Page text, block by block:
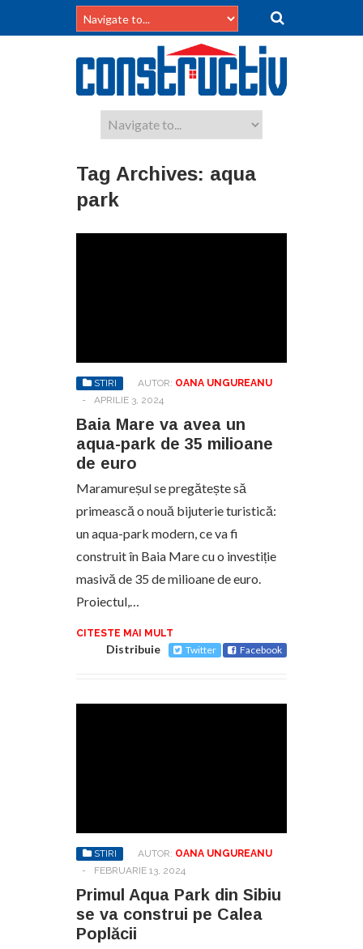
Tag Archives: aqua
park
STIRI AUTOR: OANA UNGUREANU
-
APRILIE 3, 2024
Baia Mare va avea un
aqua-park de 35 milioane
de euro
Maramureșul se pregătește să
primească o nouă bijuterie turistică:
un aqua-park modern, ce va fi
construit în Baia Mare cu o investiție
masivă de 35 de milioane de euro.
Proiectul,…
CITESTE MAI MULT
Distribuie Twitter Facebook
STIRI AUTOR: OANA UNGUREANU
-
FEBRUARIE 13, 2024
Primul Aqua Park din Sibiu
se va construi pe Calea
Poplăcii